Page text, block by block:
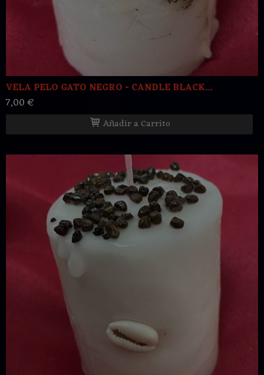
VELA PELO GATO NEGRO - CANDLE BLACK...
7,00 €
Añadir a Carrito